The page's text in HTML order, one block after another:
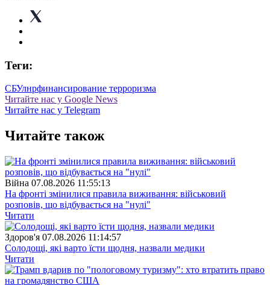
Теги:
СБУлнрфинансирование терроризма
Читайте нас у Google News
Читайте нас у Telegram
Читайте також
Війна 07.08.2026 11:55:13
На фронті змінилися правила виживання: військовий
розповів, що відбувається на "нулі"
Читати
Здоров'я 07.08.2026 11:14:57
Солодощі, які варто їсти щодня, назвали медики
Читати